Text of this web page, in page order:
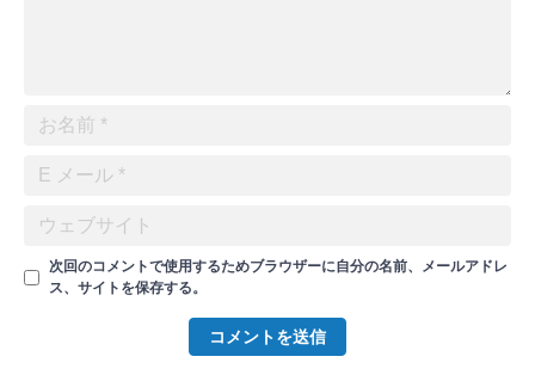
次回のコメントで使用するためブラウザーに自分の名前、メールアドレ
ス、サイトを保存する。